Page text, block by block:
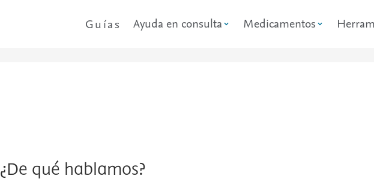
Guías Ayuda en consulta Medicamentos
¿De qué hablamos?